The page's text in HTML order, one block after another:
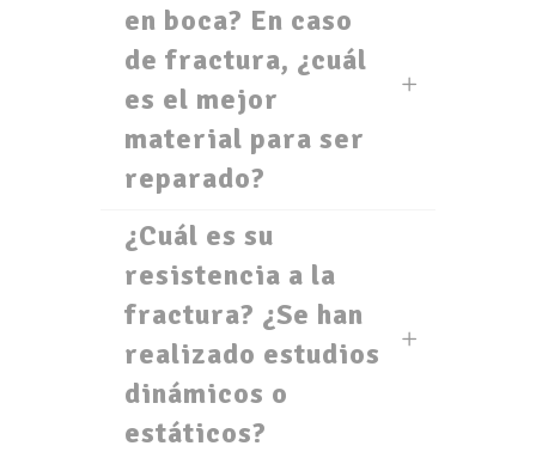
en boca? En caso
de fractura, ¿cuál
es el mejor
material para ser
reparado?
¿Cuál es su
resistencia a la
fractura? ¿Se han
realizado estudios
dinámicos o
estáticos?